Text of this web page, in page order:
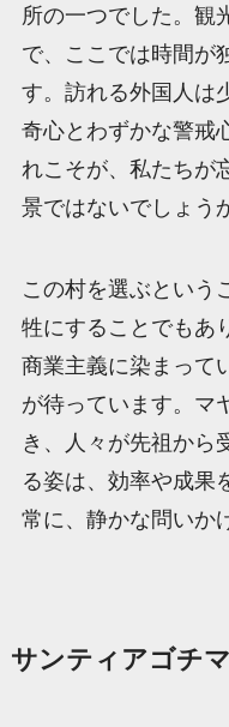
所の一つでした。観
で、ここでは時間が
す。訪れる外国人は
奇心とわずかな警戒
れこそが、私たちが
景ではないでしょう
この村を選ぶという
牲にすることでもあ
商業主義に染まって
が待っています。マ
き、人々が先祖から
る姿は、効率や成果
常に、静かな問いか
サンティアゴチ